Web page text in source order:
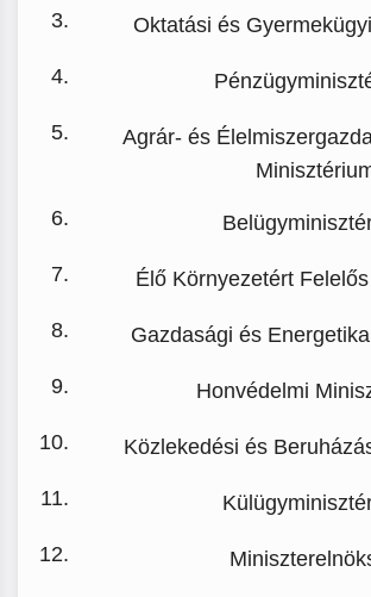
Oktatási és
Agrár- és
Élő Környezetért
Gazdasági és
Honvédelmi
Közlekedési és